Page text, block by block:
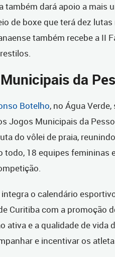
também dará apoio a mais
de boxe que terá dez
também recebe a II
da
Botelho, no Água
Jogos Municipais da
do vôlei de praia,
todo, 18 equipes femininas
o calendário
Curitiba com a promoção
ativa e a qualidade de vida
e incentivar os